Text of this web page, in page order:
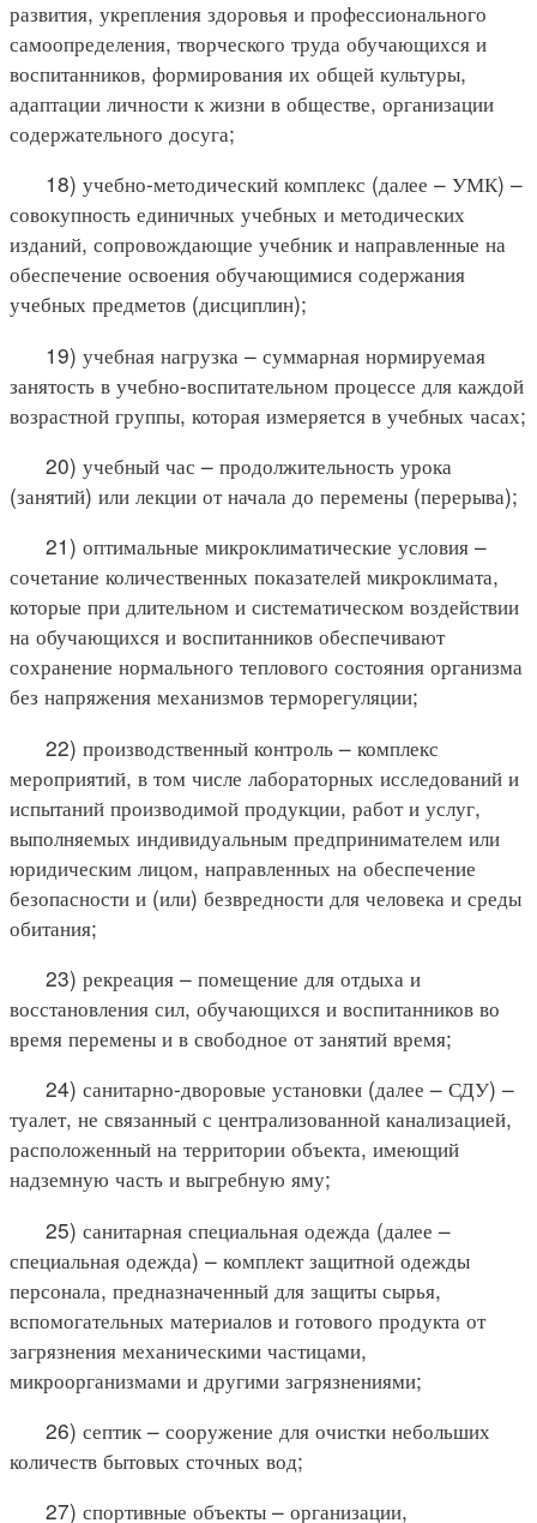
развития, укрепления здоровья и профессионального
самоопределения, творческого труда обучающихся и
воспитанников, формирования их общей культуры,
адаптации личности к жизни в обществе, организации
содержательного досуга;
18) учебно-методический комплекс (далее – УМК) –
совокупность единичных учебных и методических
изданий, сопровождающие учебник и направленные на
обеспечение освоения обучающимися содержания
учебных предметов (дисциплин);
19) учебная нагрузка – суммарная нормируемая
занятость в учебно-воспитательном процессе для каждой
возрастной группы, которая измеряется в учебных часах;
20) учебный час – продолжительность урока
(занятий) или лекции от начала до перемены (перерыва);
21) оптимальные микроклиматические условия –
сочетание количественных показателей микроклимата,
которые при длительном и систематическом воздействии
на обучающихся и воспитанников обеспечивают
сохранение нормального теплового состояния организма
без напряжения механизмов терморегуляции;
22) производственный контроль – комплекс
мероприятий, в том числе лабораторных исследований и
испытаний производимой продукции, работ и услуг,
выполняемых индивидуальным предпринимателем или
юридическим лицом, направленных на обеспечение
безопасности и (или) безвредности для человека и среды
обитания;
23) рекреация – помещение для отдыха и
восстановления сил, обучающихся и воспитанников во
время перемены и в свободное от занятий время;
24) санитарно-дворовые установки (далее – СДУ) –
туалет, не связанный с централизованной канализацией,
расположенный на территории объекта, имеющий
надземную часть и выгребную яму;
25) санитарная специальная одежда (далее –
специальная одежда) – комплект защитной одежды
персонала, предназначенный для защиты сырья,
вспомогательных материалов и готового продукта от
загрязнения механическими частицами,
микроорганизмами и другими загрязнениями;
26) септик – сооружение для очистки небольших
количеств бытовых сточных вод;
27) спортивные объекты – организации,